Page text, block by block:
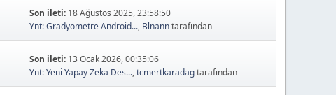
Son ileti: 18 Ağustos 2025, 23:58:50
Ynt: Gradyometre Android..., Blnanntarafından
Son ileti: 13 Ocak 2026, 00:35:06
Ynt: Yeni Yapay Zeka Des...,tcmertkaradagtarafından